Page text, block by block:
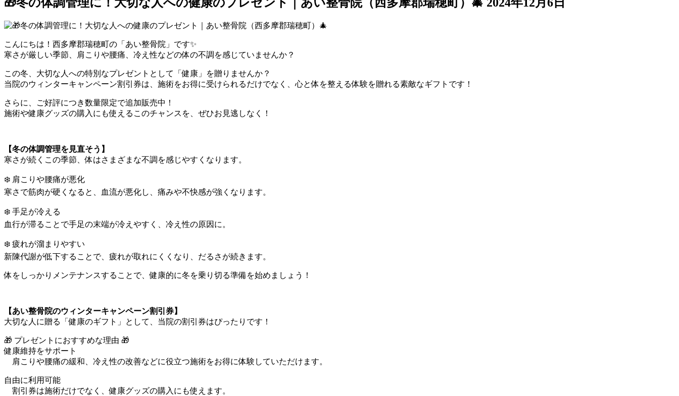
🎁冬の体調管理に！大切な人への健康のプレゼント｜あい整骨院（西多摩郡瑞穂町）🎄 2024年12月6日
こんにちは！西多摩郡瑞穂町の「あい整骨院」です✨
寒さが厳しい季節、肩こりや腰痛、冷え性などの体の不調を感じていませんか？
この冬、大切な人への特別なプレゼントとして「健康」を贈りませんか？
当院のウィンターキャンペーン割引券は、施術をお得に受けられるだけでなく、心と体を整える体験を贈れる素敵なギフトです！
さらに、ご好評につき数量限定で追加販売中！
施術や健康グッズの購入にも使えるこのチャンスを、ぜひお見逃しなく！
【冬の体調管理を見直そう】
寒さが続くこの季節、体はさまざまな不調を感じやすくなります。
❄️ 肩こりや腰痛が悪化
寒さで筋肉が硬くなると、血流が悪化し、痛みや不快感が強くなります。
❄️ 手足が冷える
血行が滞ることで手足の末端が冷えやすく、冷え性の原因に。
❄️ 疲れが溜まりやすい
新陳代謝が低下することで、疲れが取れにくくなり、だるさが続きます。
体をしっかりメンテナンスすることで、健康的に冬を乗り切る準備を始めましょう！
【あい整骨院のウィンターキャンペーン割引券】
大切な人に贈る「健康のギフト」として、当院の割引券はぴったりです！
🎁 プレゼントにおすすめな理由 🎁
健康維持をサポート
肩こりや腰痛の緩和、冷え性の改善などに役立つ施術をお得に体験していただけます。
自由に利用可能
割引券は施術だけでなく、健康グッズの購入にも使えます。